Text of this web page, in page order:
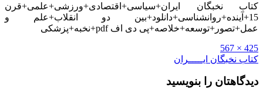
کتاب نخبگان ایران+سیاسی+اقتصادی+ورزشی+علمی+قرن
15+آینده+روانشناسی+دانلود+بین دو انقلاب+علم و
عمل+تصور+توسعه+خلاصه+پی دی اف pdf+نخبه+پزشکی
Full
size
425 × 567
راهبری
نوشته
کتاب نخبگان ایـــــران
دیدگاهتان را بنویسید